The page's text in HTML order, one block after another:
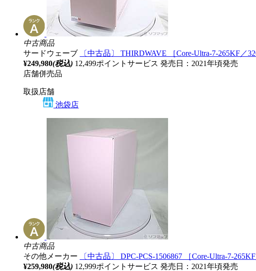
中古商品
サードウェーブ
〔中古品〕 THIRDWAVE ［Core-Ultra-7-265KF／
¥249,980(税込) 12,499ポイントサービス 発売日：2021年頃発売
店舗併売品
取扱店舗
池袋店
中古商品
その他メーカー
〔中古品〕 DPC-PCS-1506867 ［Core-Ultra-7-
¥259,980(税込) 12,999ポイントサービス 発売日：2021年頃発売